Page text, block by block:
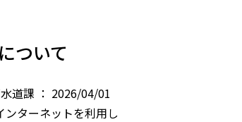
ついて
道課 ： 2026/04/01
ターネットを利用し